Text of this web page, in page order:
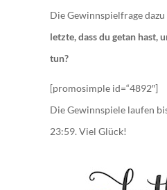
Die Gewinnspielfrage
letzte, dass du getan hast,
tun?
[promosimple id=“4892″]
Die Gewinnspiele laufen
23:59. Viel Glück!